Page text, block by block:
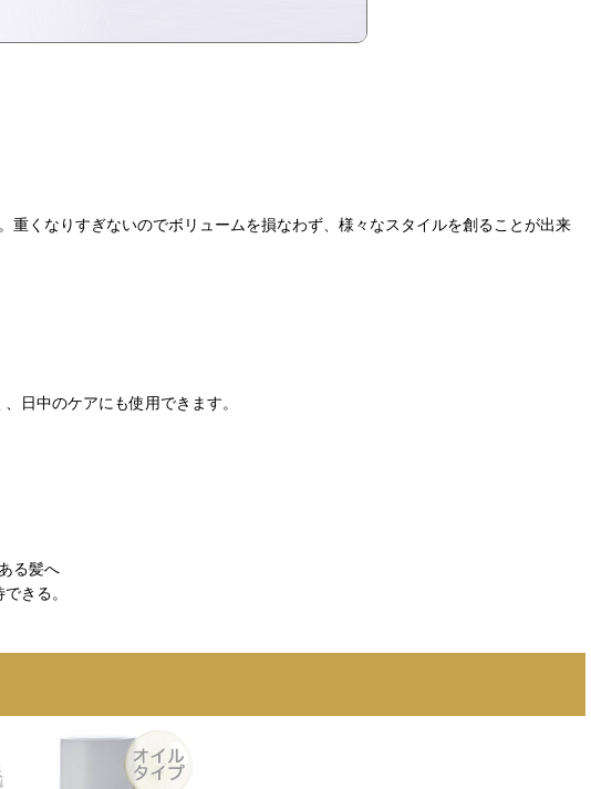
くなりすぎないのでボリュームを損なわず、様々なスタイルを創ることが出来
日中のケアにも使用できます。
る髪へ
きる。